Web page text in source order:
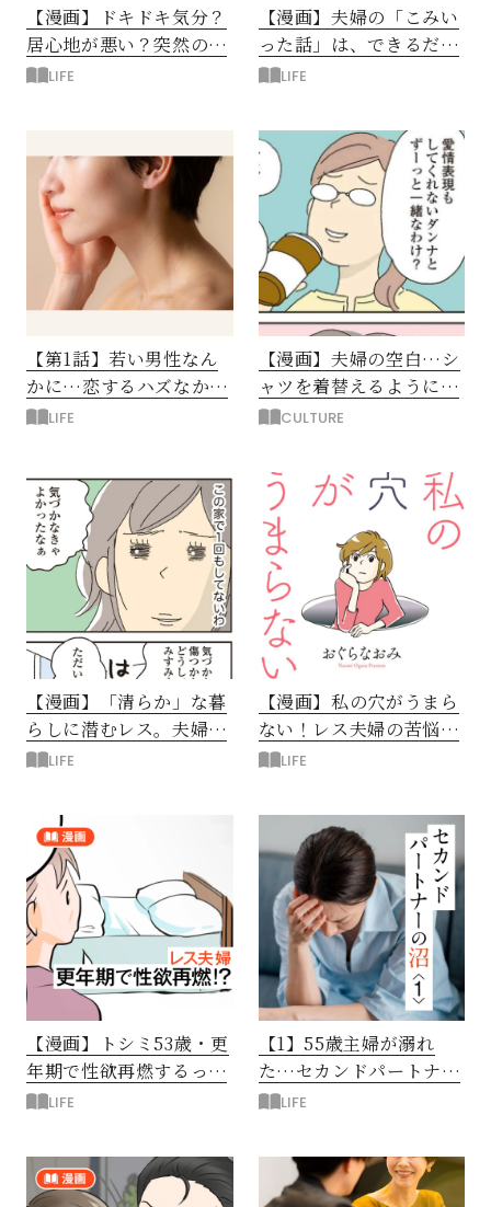
【漫画】ドキドキ気分？
居心地が悪い？突然の夫
婦ふたりきり
LIFE
【漫画】夫婦の「こみい
った話」は、できるだけ
避けたい…
LIFE
【第1話】若い男性なん
かに…恋するハズなかっ
たのに
LIFE
【漫画】夫婦の空白…シ
ャツを着替えるように離
婚なんてできない
CULTURE
【漫画】「清らか」な暮
らしに潜むレス。夫婦の
静かなすれ違い
LIFE
【漫画】私の穴がうまら
ない！レス夫婦の苦悩と
切なさとは？
LIFE
【漫画】トシミ53歳・更
年期で性欲再燃するって
本当!?レス夫婦の行方
LIFE
【1】55歳主婦が溺れ
た…セカンドパートナー
の沼LIFE